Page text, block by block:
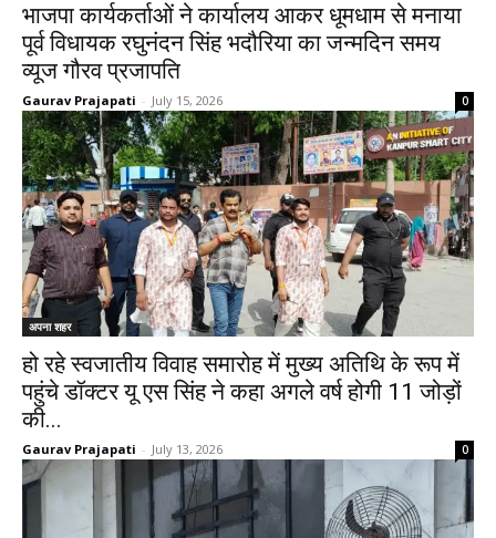
भाजपा कार्यकर्ताओं ने कार्यालय आकर धूमधाम से मनाया
पूर्व विधायक रघुनंदन सिंह भदौरिया का जन्मदिन समय
व्यूज गौरव प्रजापति
Gaurav Prajapati - July 15, 2026 0
अपना शहर
हो रहे स्वजातीय विवाह समारोह में मुख्य अतिथि के रूप में
पहुंचे डॉक्टर यू एस सिंह ने कहा अगले वर्ष होगी 11 जोड़ों
की...
Gaurav Prajapati - July 13, 2026 0